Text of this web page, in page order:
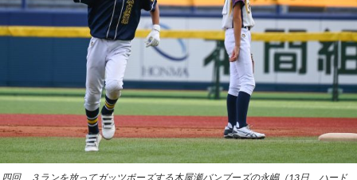
四回、３ランを放ってガッツポーズする木屋瀬バンブーズの永嶋（13日、ハード